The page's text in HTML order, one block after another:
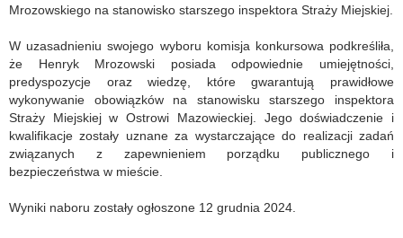
Mrozowskiego na stanowisko starszego inspektora Straży Miejskiej.
W uzasadnieniu swojego wyboru komisja konkursowa podkreśliła,
że Henryk Mrozowski posiada odpowiednie umiejętności,
predyspozycje oraz wiedzę, które gwarantują prawidłowe
wykonywanie obowiązków na stanowisku starszego inspektora
Straży Miejskiej w Ostrowi Mazowieckiej. Jego doświadczenie i
kwalifikacje zostały uznane za wystarczające do realizacji zadań
związanych z zapewnieniem porządku publicznego i
bezpieczeństwa w mieście.
Wyniki naboru zostały ogłoszone 12 grudnia 2024.